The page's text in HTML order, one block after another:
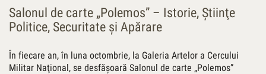
Salonul de carte „Polemos” – Istorie, Ştiinţe
Politice, Securitate şi Apărare
În fiecare an, în luna octombrie, la Galeria Artelor a Cercului
Mili­tar Naţional, se desfăşoară Salonul de carte „Polemos”